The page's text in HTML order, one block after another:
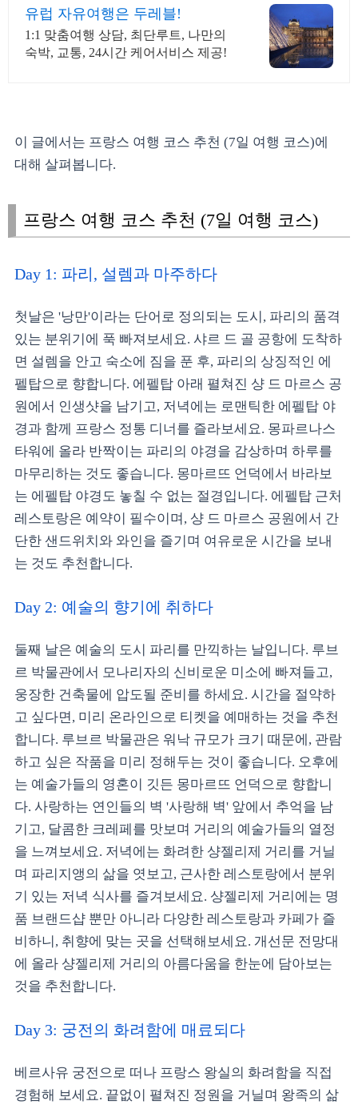
유럽 자유여행은 두레블!
1:1 맞춤여행 상담, 최단루트, 나만의
숙박, 교통, 24시간 케어서비스 제공!
이 글에서는 프랑스 여행 코스 추천 (7일 여행 코스)에
대해 살펴봅니다.
프랑스 여행 코스 추천 (7일 여행 코스)
Day 1: 파리, 설렘과 마주하다
첫날은 '낭만'이라는 단어로 정의되는 도시, 파리의 품격
있는 분위기에 푹 빠져보세요. 샤르 드 골 공항에 도착하
면 설렘을 안고 숙소에 짐을 푼 후, 파리의 상징적인 에
펠탑으로 향합니다. 에펠탑 아래 펼쳐진 샹 드 마르스 공
원에서 인생샷을 남기고, 저녁에는 로맨틱한 에펠탑 야
경과 함께 프랑스 정통 디너를 즐라보세요. 몽파르나스
타워에 올라 반짝이는 파리의 야경을 감상하며 하루를
마무리하는 것도 좋습니다. 몽마르뜨 언덕에서 바라보
는 에펠탑 야경도 놓칠 수 없는 절경입니다. 에펠탑 근처
레스토랑은 예약이 필수이며, 샹 드 마르스 공원에서 간
단한 샌드위치와 와인을 즐기며 여유로운 시간을 보내
는 것도 추천합니다.
Day 2: 예술의 향기에 취하다
둘째 날은 예술의 도시 파리를 만끽하는 날입니다. 루브
르 박물관에서 모나리자의 신비로운 미소에 빠져들고,
웅장한 건축물에 압도될 준비를 하세요. 시간을 절약하
고 싶다면, 미리 온라인으로 티켓을 예매하는 것을 추천
합니다. 루브르 박물관은 워낙 규모가 크기 때문에, 관람
하고 싶은 작품을 미리 정해두는 것이 좋습니다. 오후에
는 예술가들의 영혼이 깃든 몽마르뜨 언덕으로 향합니
다. 사랑하는 연인들의 벽 '사랑해 벽' 앞에서 추억을 남
기고, 달콤한 크레페를 맛보며 거리의 예술가들의 열정
을 느껴보세요. 저녁에는 화려한 샹젤리제 거리를 거닐
며 파리지앵의 삶을 엿보고, 근사한 레스토랑에서 분위
기 있는 저녁 식사를 즐겨보세요. 샹젤리제 거리에는 명
품 브랜드샵 뿐만 아니라 다양한 레스토랑과 카페가 즐
비하니, 취향에 맞는 곳을 선택해보세요. 개선문 전망대
에 올라 샹젤리제 거리의 아름다움을 한눈에 담아보는
것을 추천합니다.
Day 3: 궁전의 화려함에 매료되다
베르사유 궁전으로 떠나 프랑스 왕실의 화려함을 직접
경험해 보세요. 끝없이 펼쳐진 정원을 거닐며 왕족의 삶